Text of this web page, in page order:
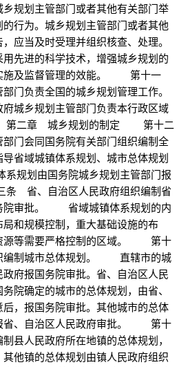
规划主管部门或者其他有关部门举
行为。城乡规划主管部门或者其他
应当及时受理并组织核查、处理。
进的科学技术，增强城乡规划的
施及监督管理的效能。 第十一
门负责全国的城乡规划管理工作。
城乡规划主管部门负责本行政区域
第二章 城乡规划的制定 第十二
门会同国务院有关部门组织编制全
省域城镇体系规划、城市总体规划
划由国务院城乡规划主管部门报
省、自治区人民政府组织编制省
院审批。 省域城镇体系规划的内
和规模控制，重大基础设施的布
源等需要严格控制的区域。 第十
编制城市总体规划。 直辖市的城
府报国务院审批。省、自治区人民
院确定的城市的总体规划，由省、
，报国务院审批。其他城市的总体
省、自治区人民政府审批。 第十
县人民政府所在地镇的总体规划，
他镇的总体规划由镇人民政府组织